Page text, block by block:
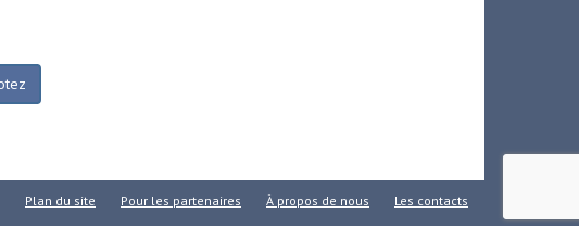
Plan du site Pour les partenaires À propos de nous Les contacts